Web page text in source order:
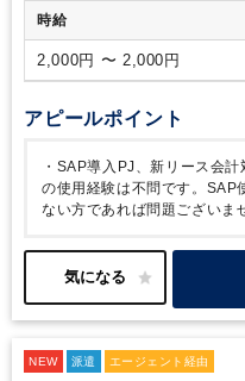
時給
2,000円 〜 2,000円
アピールポイント
・SAP導入PJ、新リース会
の使用経験は不問です。SAP
ない方であれば問題ございま
～16:00、9:30～17:00など
タッフ就業中です。
NEW 派遣 エージェント経由